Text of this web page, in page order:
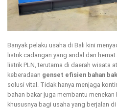
Banyak pelaku usaha di Bali kini
listrik cadangan yang andal dan
listrik PLN, terutama di daerah wisata
keberadaan genset efisien bahan
solusi vital. Tidak hanya menjaga
bahan bakar juga membantu
khususnya bagi usaha yang berjalan